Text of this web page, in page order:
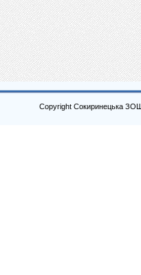
Copyright Сокиринецька